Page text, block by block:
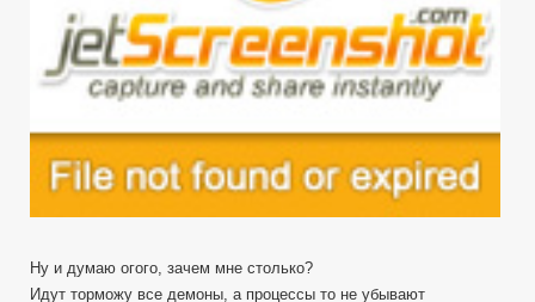
Ну и думаю огого, зачем мне столько?
Идут торможу все демоны, а процессы то не убывают